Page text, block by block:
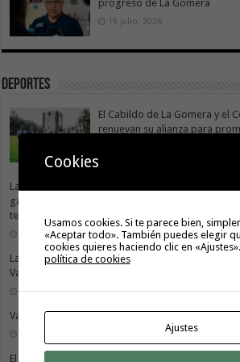
progreso de La Gomera
19 julio, 2026
Deportes
El Cabildo de La Gomera y el
renuevan su alianza para
La X Cicloturista Virgen del Carmen adapta su
garantizar la seguridad de los participantes ante
temperaturas
31 julio, 2026
La X Cicloturista Virgen del Carmen recorrerá
Vallehermoso
30 julio, 2026
Valle Gran Rey acoge este sábado la VII Travesía
El II torneo Autonómico Gomahara Beach Vóley
Cookies
Usamos cookies. Si te parece bien,
«Aceptar todo». También puedes elegir
cookies quieres haciendo clic en «Ajustes».
política de cookies
Ajustes